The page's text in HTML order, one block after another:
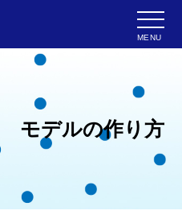
MENU
モデルの作り方